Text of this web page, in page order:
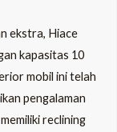
ekstra, Hiace
kapasitas 10
mobil ini telah
pengalaman
reclining